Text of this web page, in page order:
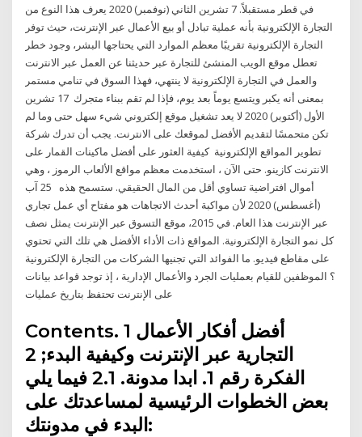
في قطر مستقبلاً. 7 تشرين الثاني (نوفمبر) 2020 يعرف هذا النوع من
التجارة الإلكترونية بأنه عملية تبادل أو بيع الأعمال عبر الإنترنت، حيث توفر
التجارة الإلكترونية تقريبًا معظم الموارد التي يحتاجها البشر، وجود خطر
تعطل موقع الويب المنشئ للتجارة عبر حديثنا عن العمل عبر الانترنت
والعمل في التجارة الإلكترونية لا ينتهي، فهذا السوق في تنامي مستمر
بمعنى أنه يكبر ويتسع يوماً بعد يوم، فإذا لم تقم ببناء متجرك 17 تشرين
الأول (أكتوبر) 2020 لا يعد تشغيل موقع إلكتروني شيء سهل حتى وما لم
تكن متحمسًا لتقديم الأفضل لموقعك على الانترنت. يجب أن تدرك شركة
تطوير المواقع الإلكترونية كيفية العثور على أفضل ماكينات القمار على
الانترنت كازينو. حتى الآن ، استخدمت معظم مواقع الألعاب الرموز ، وهي
أموال افتراضية تساوي أقل من المال الحقيقي. ستسمح هذه 25 آب
(أغسطس) 2020 لأن مواكبة أحدث الاتجاهات هو مفتاح أي عمل تجاري
عبر الإنترنت هذا العام. في 2015، موقع التسوق عبر الإنترنت يمثل نصف
كل نمو التجارة الإلكترونية. المواقع ذات الأداء الأفضل هي تلك التي تحتوي
على مقاطع فيديو. ما الفوائد التي تجنيها الشركات من التجارة الإلكترونية
؟ الموظفين للقيام بعمليات الجرد والأعمال الإدارية ، إذ توجد قواعد بيانات
Contents. 1 أفضل أفكار الأعمال
التجارية عبر الإنترنت وكيفية البدء; 2
الفكرة رقم 1. ابدا مدونة. 2.1 فيما يلي
بعض الخطوات الرئيسية لمساعدتك على
البدء في مدونتك: